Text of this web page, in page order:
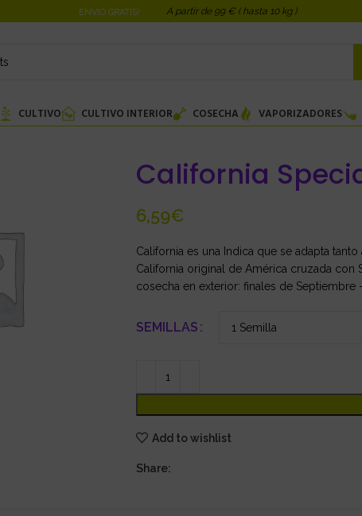
ENVIO GRATIS! A partir de 99 € ( hasta 10 kg )
CULTIVO CULTIVO INTERIOR COSECHA VAPORIZADORES
California
€
California es una Indica que se adapta
California original de América cruzada con
cosecha en exterior: finales de
SEMILLAS
Add to wishlist
Share: